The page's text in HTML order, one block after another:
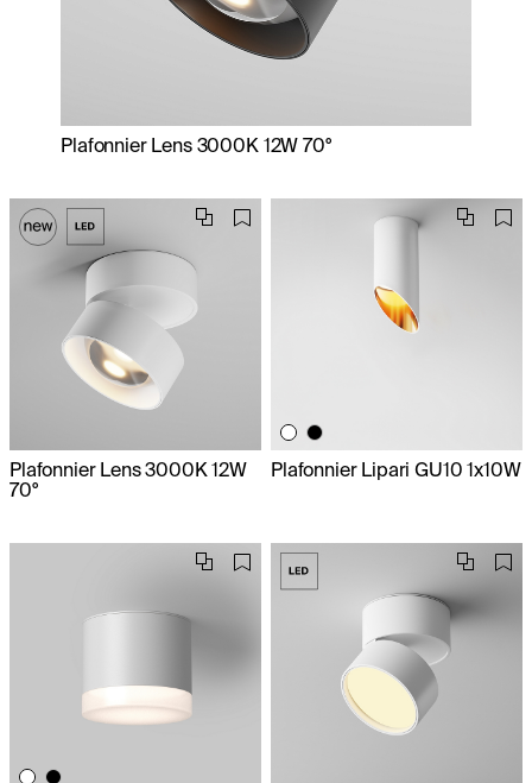
Plafonnier Lens 3000K 12W 70°
Plafonnier Lens 3000K 12W
70°
Plafonnier Lipari GU10 1x10W